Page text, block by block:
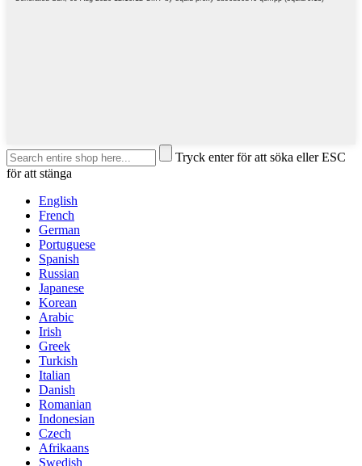
Tryck enter för att söka eller ESC
för att stänga
English
French
German
Portuguese
Spanish
Russian
Japanese
Korean
Arabic
Irish
Greek
Turkish
Italian
Danish
Romanian
Indonesian
Czech
Afrikaans
Swedish